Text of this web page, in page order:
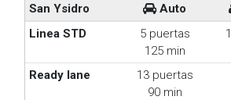
San Ysidro Auto
Linea STD
5 puertas
125 min
Ready lane
13 puertas
90 min